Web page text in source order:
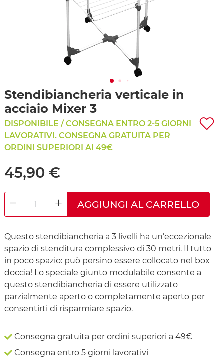
Stendibiancheria verticale in
acciaio Mixer 3
DISPONIBILE / CONSEGNA ENTRO 2-5 GIORNI
LAVORATIVI. CONSEGNA GRATUITA PER
ORDINI SUPERIORI AI 49€
45,90 €
DECREASE QUANTITYINCREASE QUANTITY
AGGIUNGI AL CARRELLO
Questo stendibiancheria a 3 livelli ha un’eccezionale
spazio di stenditura complessivo di 30 metri. Il tutto
in poco spazio: può persino essere collocato nel box
doccia! Lo speciale giunto modulabile consente a
questo stendibiancheria di essere utilizzato
parzialmente aperto o completamente aperto per
consentirti di risparmiare spazio.
Consegna gratuita per ordini superiori a 49€
Consegna entro 5 giorni lavorativi